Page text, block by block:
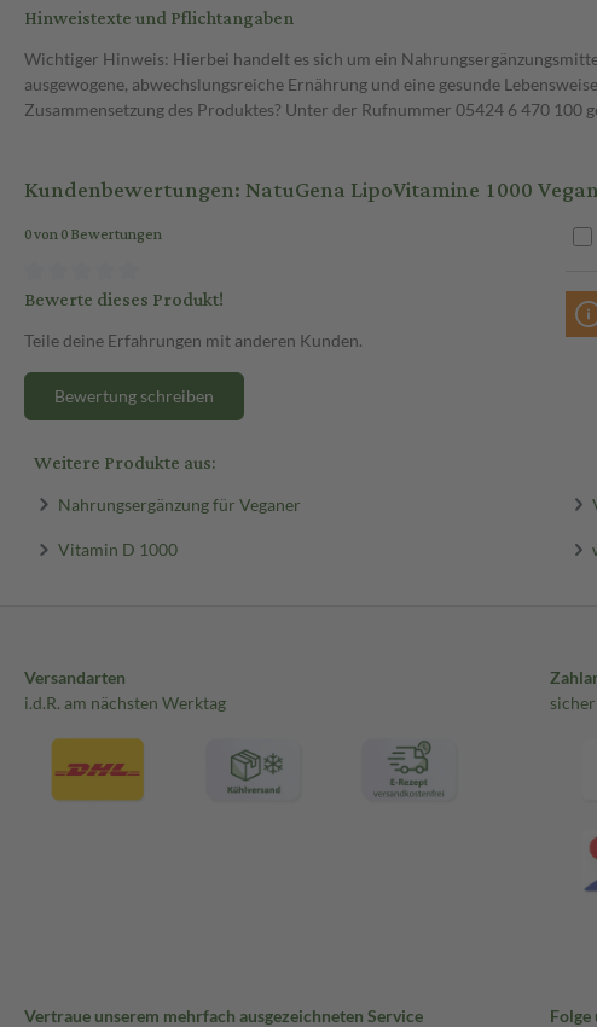
Hinweistexte und Pflichtangaben
Wichtiger Hinweis: Hierbei handelt es sich um ein
ausgewogene, abwechslungsreiche Ernährung und eine gesunde
Zusammensetzung des Produktes? Unter der Rufnummer 05424 6 470
Kundenbewertungen: NatuGena LipoVitamine 1000
0 von 0 Bewertungen
Bewerte dieses Produkt!
Teile deine Erfahrungen mit anderen Kunden.
Bewertung schreiben
Weitere Produkte aus:
Nahrungsergänzung für Veganer
Vitamin D 1000
Versandarten
i.d.R. am nächsten Werktag
Vertraue unserem mehrfach ausgezeichneten Service Folge